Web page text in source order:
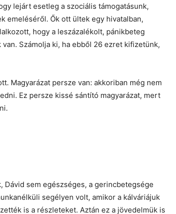
lejárt esetleg a szociális támogatásunk,
emeléséről. Ők ott ültek egy hivatalban,
hogy a leszázalékolt, pánikbeteg
Számolja ki, ha ebből 26 ezret kifizetünk,
Magyarázat persze van: akkoriban még nem
Ez persze kissé sántító magyarázat, mert
Dávid sem egészséges, a gerincbetegsége
segélyen volt, amikor a kálváriájuk
is a részleteket. Aztán ez a jövedelmük is